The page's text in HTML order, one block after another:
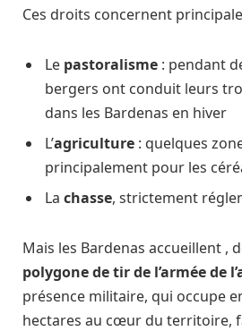
Ces droits concernent
Le pastoralisme : pendant
bergers ont conduit leurs
dans les Bardenas en hiver
L’agriculture : quelques
principalement pour les
La chasse, strictement
Mais les Bardenas accueillent ,
polygone de tir de l’armée de
présence militaire, qui occupe
hectares au cœur du territoire,